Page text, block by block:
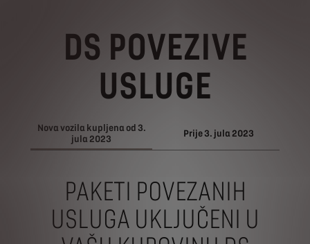
DS POVEZIVE
USLUGE
Nova vozila kupljena od 3.
jula 2023
Prije 3. jula 2023
PAKETI POVEZANIH
USLUGA UKLJUČENI U